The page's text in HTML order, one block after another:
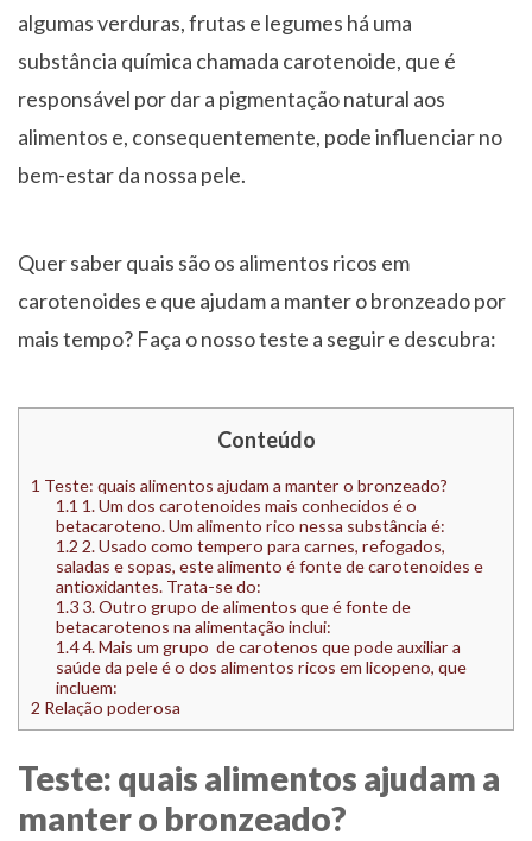
algumas verduras, frutas e legumes há uma
substância química chamada carotenoide, que é
responsável por dar a pigmentação natural aos
alimentos e, consequentemente, pode influenciar no
bem-estar da nossa pele.
Quer saber quais são os alimentos ricos em
carotenoides e que ajudam a manter o bronzeado por
mais tempo? Faça o nosso teste a seguir e descubra:
Conteúdo
1 Teste: quais alimentos ajudam a manter o bronzeado?
1.1 1. Um dos carotenoides mais conhecidos é o
betacaroteno. Um alimento rico nessa substância é:
1.2 2. Usado como tempero para carnes, refogados,
saladas e sopas, este alimento é fonte de carotenoides e
antioxidantes. Trata-se do:
1.3 3. Outro grupo de alimentos que é fonte de
betacarotenos na alimentação inclui:
1.44. Mais um grupo de carotenos que pode auxiliar a
saúde da pele é o dos alimentos ricos em licopeno, que
incluem:
2 Relação poderosa
Teste: quais alimentos ajudam a
manter o bronzeado?